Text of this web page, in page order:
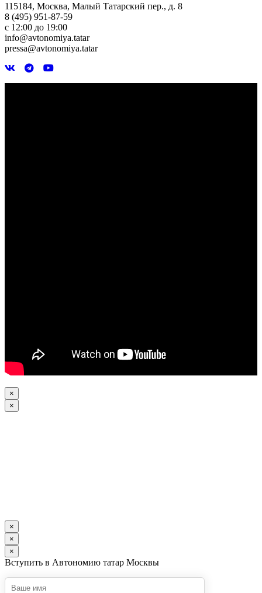
115184, Москва, Малый Татарский пер., д. 8
8 (495) 951-87-59
с 12:00 до 19:00
info@avtonomiya.tatar
pressa@avtonomiya.tatar
×
×
×
×
×
Вступить в Автономию татар Москвы